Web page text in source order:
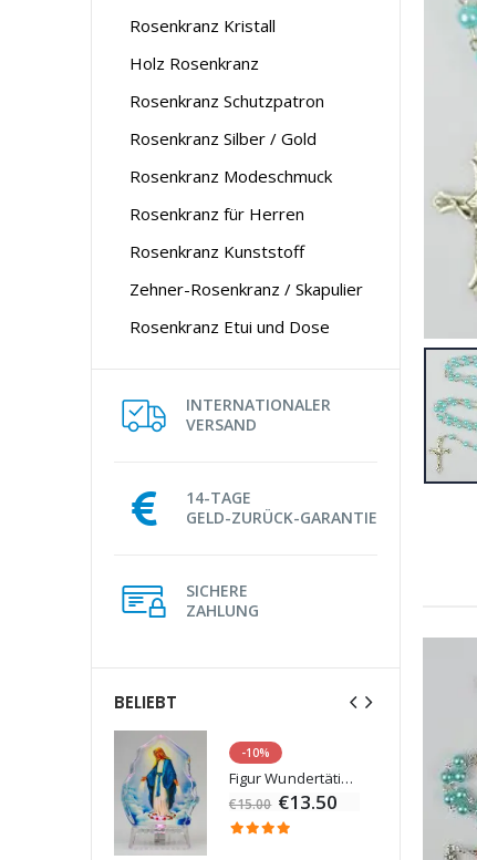
Rosenkranz Kristall
Holz Rosenkranz
Rosenkranz Schutzpatron
Rosenkranz Silber / Gold
Rosenkranz Modeschmuck
Rosenkranz für Herren
Rosenkranz Kunststoff
Zehner-Rosenkranz / Skapulier
Rosenkranz Etui und Dose
INTERNATIONALER
VERSAND
14-TAGE
GELD-ZURÜCK-GARANTIE
SICHERE
ZAHLUNG
BELIEBT
-10%
Figur Wundertätige Jungfrau Beleuchtet
€15.00 €13.50